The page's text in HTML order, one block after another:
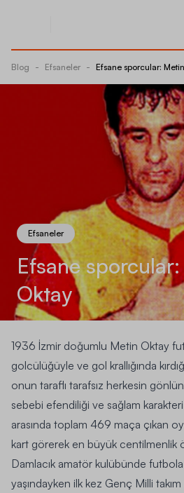
Blog - Efsaneler - Efsane sporcular:
Efsaneler
Efsane
Oktay
1936 İzmir doğumlu Metin Oktay
golcülüğüyle ve gol krallığında
onun taraflı tarafsız herkesin
sebebi efendiliği ve sağlam
arasında toplam 469 maça çıkan
kart görerek en büyük centilmenlik
Damlacık amatör kulübünde
yaşındayken ilk kez Genç Milli takım